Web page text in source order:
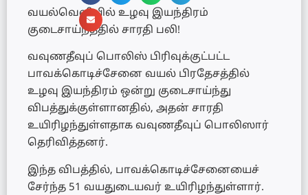
வயல்வெளியில் உழவு இயந்திரம்
குடைசாய்ந்ததில் சாரதி பலி!
வவுணதீவுப் பொலிஸ் பிரிவுக்குட்பட்ட
பாவக்கொடிச்சேனை வயல் பிரதேசத்தில்
உழவு இயந்திரம் ஒன்று குடைசாய்ந்து
விபத்துக்குள்ளானதில், அதன் சாரதி
உயிரிழந்துள்ளதாக வவுணதீவுப் பொலிஸார்
தெரிவித்தனர்.
இந்த விபத்தில், பாவக்கொடிச்சேனையைச்
சேர்ந்த 51 வயதுடையவர் உயிரிழந்துள்ளார்.